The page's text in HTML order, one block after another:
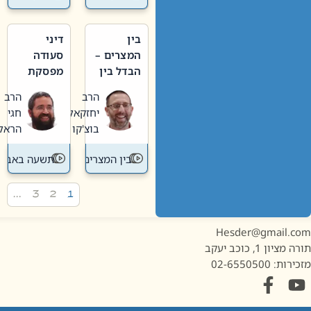
בין
המצרים –
הבדל בין
חדשה
לישנה
הרב
יחזקאל
בוצ'קו
בין המצרים
דיני
סעודה
מפסקת
תשעה
באב
הרב
חגי
הראל
תשעה באב
1, כוכב יעקב
02-6550500